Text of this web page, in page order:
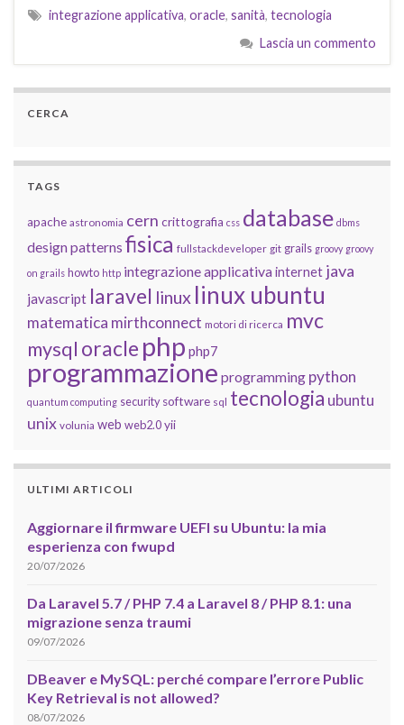
integrazione applicativa, oracle, sanità, tecnologia
Lascia un commento
CERCA
TAGS
apache astronomia cern crittografia css database dbms
design patterns fisica fullstackdeveloper git grails groovy groovy
on grails howto http integrazione applicativainternet java
javascript laravel linux linux ubuntu
matematica mirthconnect motori di ricerca mvc
mysql oracle php php7
programmazione programming python
quantum computing security software sql tecnologia ubuntu
unix volunia web web2.0 yii
ULTIMI ARTICOLI
Aggiornare il firmware UEFI su Ubuntu: la mia
esperienza con fwupd
20/07/2026
Da Laravel 5.7 / PHP 7.4 a Laravel 8 / PHP 8.1: una
migrazione senza traumi
09/07/2026
DBeaver e MySQL: perché compare l’errore Public
Key Retrieval is not allowed?
08/07/2026